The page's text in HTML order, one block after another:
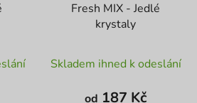
Fresh MIX - Jedlé
krystaly
hodnocení
produktu
Skladem ihned k odeslání
od 187 Kč